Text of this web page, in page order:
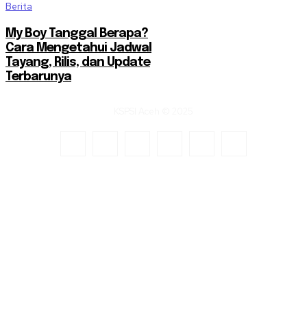
Berita
My Boy Tanggal Berapa?
Cara Mengetahui Jadwal
Tayang, Rilis, dan Update
Terbarunya